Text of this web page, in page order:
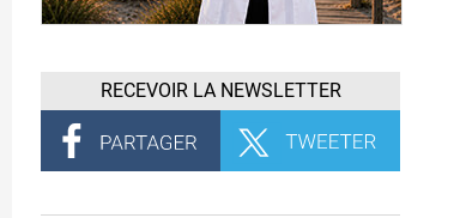
RECEVOIR LA NEWSLETTER